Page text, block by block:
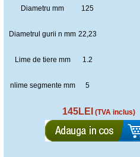
Diametru mm 125
Diametrul gurii n mm 22,23
Lime de tiere mm 1.2
nlime segmente mm 5
145LEI (TVA inclus)